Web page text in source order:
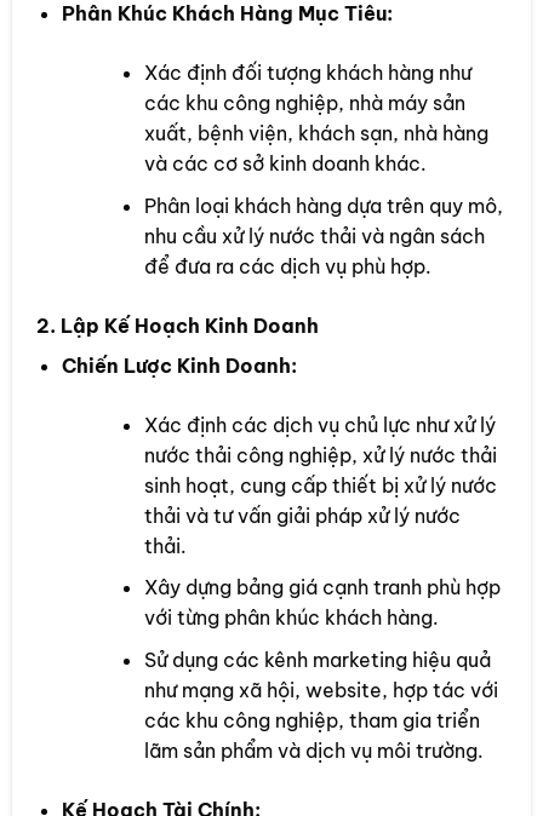
Phân Khúc Khách Hàng Mục Tiêu:
Xác định đối tượng khách hàng như
các khu công nghiệp, nhà máy sản
xuất, bệnh viện, khách sạn, nhà hàng
và các cơ sở kinh doanh khác.
Phân loại khách hàng dựa trên quy mô,
nhu cầu xử lý nước thải và ngân sách
để đưa ra các dịch vụ phù hợp.
2. Lập Kế Hoạch Kinh Doanh
Chiến Lược Kinh Doanh:
Xác định các dịch vụ chủ lực như xử lý
nước thải công nghiệp, xử lý nước thải
sinh hoạt, cung cấp thiết bị xử lý nước
thải và tư vấn giải pháp xử lý nước
thải.
Xây dựng bảng giá cạnh tranh phù hợp
với từng phân khúc khách hàng.
Sử dụng các kênh marketing hiệu quả
như mạng xã hội, website, hợp tác với
các khu công nghiệp, tham gia triển
lãm sản phẩm và dịch vụ môi trường.
Kế Hoạch Tài Chính: